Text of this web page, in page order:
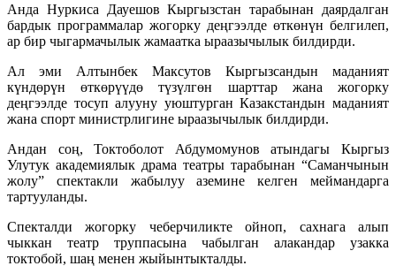
Анда Нуркиса Дауешов Кыргызстан тарабынан даярдалган
бардык программалар жогорку деңгээлде өткөнүн белгилеп,
ар бир чыгармачылык жамаатка ыраазычылык билдирди.
Ал эми Алтынбек Максутов Кыргызсандын маданият
күндөрүн өткөрүүдө түзүлгөн шарттар жана жогорку
деңгээлде тосуп алууну уюштурган Казакстандын маданият
жана спорт министрлигине ыраазычылык билдирди.
Андан соң, Токтоболот Абдумомунов атындагы Кыргыз
Улутук академиялык драма театры тарабынан “Саманчынын
жолу” спектакли жабылуу аземине келген меймандарга
тартууланды.
Спекталди жогорку чеберчиликте ойноп, сахнага алып
чыккан театр труппасына чабылган алакандар узакка
токтобой, шаң менен жыйынтыкталды.